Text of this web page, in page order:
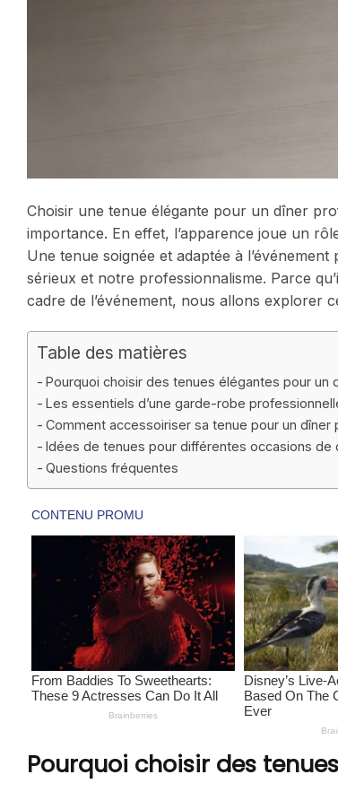
Choisir une tenue élégante pour un dîner
importance. En effet, l’apparence joue un
Une tenue soignée et adaptée à
sérieux et notre professionnalisme. Parce
cadre de l’événement, nous allons explorer
Table des matières
Pourquoi choisir des tenues élégantes pour un
Les essentiels d’une garde-robe
Comment accessoiriser sa tenue pour un dîner
Idées de tenues pour différentes occasions de
Questions fréquentes
Pourquoi choisir des